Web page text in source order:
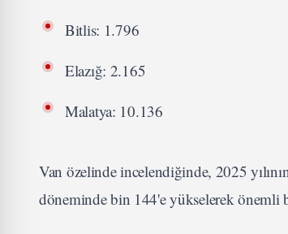
Bitlis: 1.796
Elazığ: 2.165
Malatya: 10.136
Van özelinde incelendiğinde, 2025
döneminde bin 144'e yükselerek önemli